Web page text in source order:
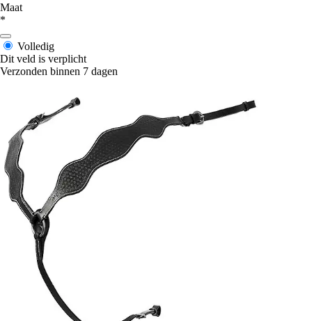
Maat
*
Volledig
Dit veld is verplicht
Verzonden binnen 7 dagen